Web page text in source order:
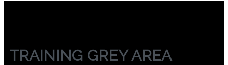
TRAINING GREY AREA